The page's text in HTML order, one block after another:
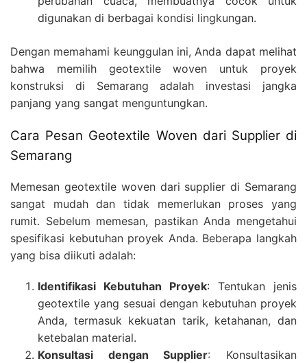
digunakan di berbagai kondisi lingkungan.
Dengan memahami keunggulan ini, Anda dapat melihat
bahwa memilih geotextile woven untuk proyek
konstruksi di Semarang adalah investasi jangka
panjang yang sangat menguntungkan.
Cara Pesan Geotextile Woven dari Supplier di
Semarang
Memesan geotextile woven dari supplier di Semarang
sangat mudah dan tidak memerlukan proses yang
rumit. Sebelum memesan, pastikan Anda mengetahui
spesifikasi kebutuhan proyek Anda. Beberapa langkah
yang bisa diikuti adalah:
Identifikasi Kebutuhan Proyek: Tentukan jenis
geotextile yang sesuai dengan kebutuhan proyek
Anda, termasuk kekuatan tarik, ketahanan, dan
ketebalan material.
Konsultasi dengan Supplier: Konsultasikan